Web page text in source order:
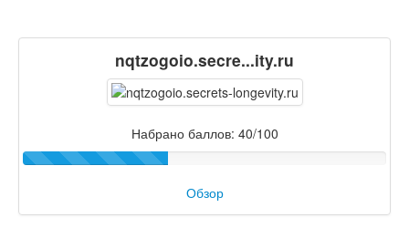
nqtzogoio.secre...ity.ru
Набрано баллов: 40/100
Обзор